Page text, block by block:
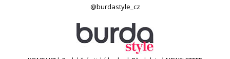
@burdastyle_cz